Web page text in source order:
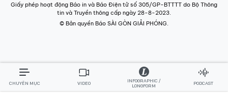
Giấy phép hoạt động Báo in và Báo Điện tử số 305/GP-BTTTT do Bộ Thông
tin và Truyền thông cấp ngày 28-8-2023.
© Bản quyền Báo SÀI GÒN GIẢI PHÓNG.
CHUYÊN MỤC VIDEO
INFOGRAPHIC /
LONGFORM
PODCAST